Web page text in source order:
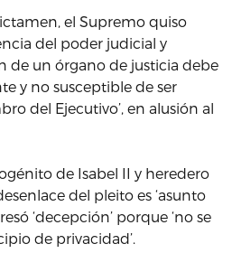
el Supremo quiso
del poder judicial y
de un órgano de justicia debe
y no susceptible de ser
del Ejecutivo’, en alusión al
de Isabel II y heredero
del pleito es ‘asunto
‘decepción’ porque ‘no se
de privacidad’.